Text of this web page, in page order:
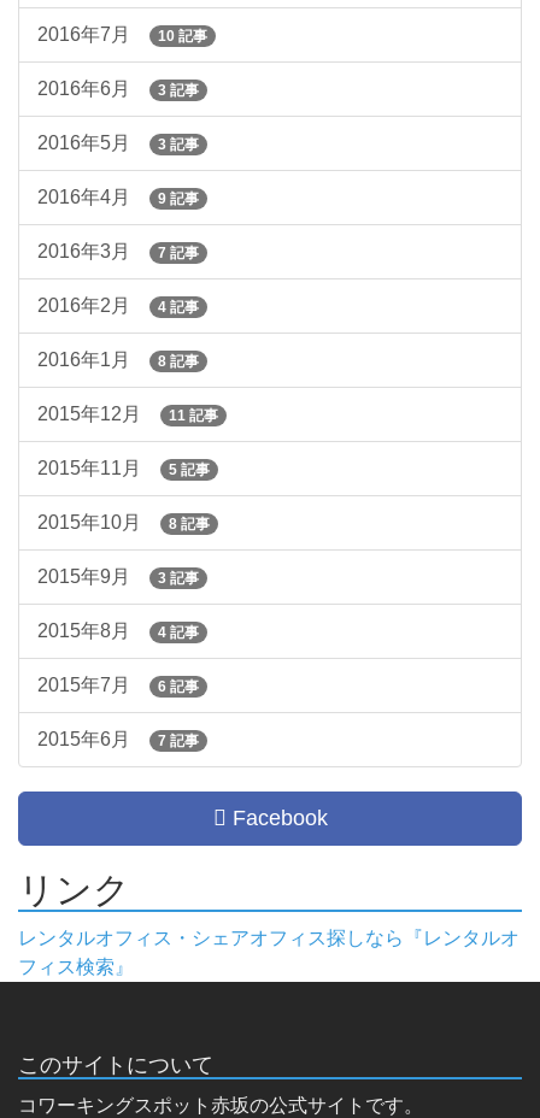
2016年7月 10 記事
2016年6月 3 記事
2016年5月 3 記事
2016年4月 9 記事
2016年3月 7 記事
2016年2月 4 記事
2016年1月 8 記事
2015年12月 11 記事
2015年11月 5 記事
2015年10月 8 記事
2015年9月 3 記事
2015年8月 4 記事
2015年7月 6 記事
2015年6月 7 記事
Facebook
リンク
レンタルオフィス・シェアオフィス探しなら『レンタルオ
フィス検索』
このサイトについて
コワーキングスポット赤坂の公式サイトです。